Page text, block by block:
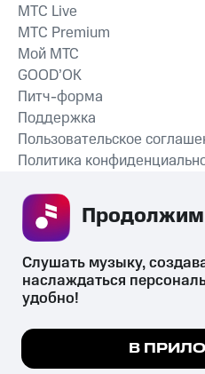
СКАЧАТЬ
MTС Live
MTС Premium
Мой МТС
GOOD’OK
Питч-форма
Поддержка
Пользовательское
Политика
психотропных веществ, их
их незаконный оборот запрещён
законодательством
Мы используем куки,
Подробнее
Слушать музыку,
наслаждаться
удобно!
В